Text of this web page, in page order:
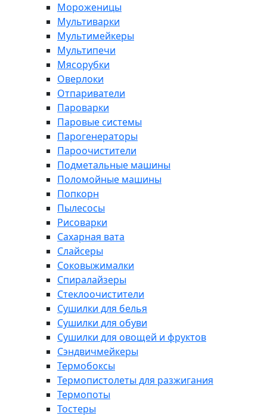
Мороженицы
Мультиварки
Мультимейкеры
Мультипечи
Мясорубки
Оверлоки
Отпариватели
Пароварки
Паровые системы
Парогенераторы
Пароочистители
Подметальные машины
Поломойные машины
Попкорн
Пылесосы
Рисоварки
Сахарная вата
Слайсеры
Соковыжималки
Спиралайзеры
Стеклоочистители
Сушилки для белья
Сушилки для обуви
Сушилки для овощей и фруктов
Сэндвичмейкеры
Термобоксы
Термопистолеты для разжигания
Термопоты
Тостеры